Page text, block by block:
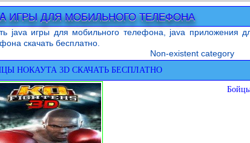
ИГРЫ ДЛЯ МОБИЛЬНОГО ТЕЛЕФОНА
java игры для мобильного телефона, java приложения
скачать бесплатно.
Non-existent category
НОКАУТА 3D СКАЧАТЬ БЕСПЛАТНО